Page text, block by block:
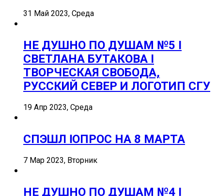
31 Май 2023, Среда
НЕ ДУШНО ПО ДУШАМ №5 I
СВЕТЛАНА БУТАКОВА I
ТВОРЧЕСКАЯ СВОБОДА,
РУССКИЙ СЕВЕР И ЛОГОТИП СГУ
19 Апр 2023, Среда
СПЭШЛ ӏ ОПРОС НА 8 МАРТА
7 Мар 2023, Вторник
НЕ ДУШНО ПО ДУШАМ №4 I